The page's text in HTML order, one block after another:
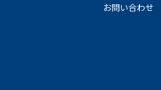
お問い合わせ